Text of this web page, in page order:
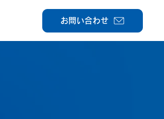
お問い合わせ